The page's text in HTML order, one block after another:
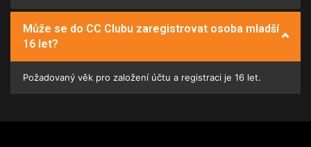
Může se do CC Clubu zaregistrovat osoba mladší
16 let?
Požadovaný věk pro založení účtu a registraci je 16 let.